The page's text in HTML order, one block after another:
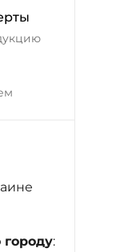
городу: